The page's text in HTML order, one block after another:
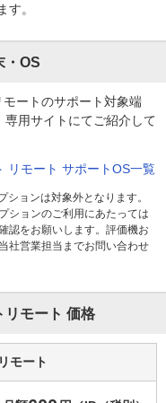
す。
・OS
ートのサポート対象端
専用サイトにてご紹介して
リモート サポートOS一覧
ションは対象外となります。
ションのご利用にあたっては
認をお願いします。評価機お
社営業担当までお問い合わせ
リモート 価格
モート